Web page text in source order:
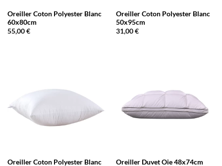
Oreiller Coton Polyester Blanc
60x80cm
55,00€
Oreiller Coton Polyester Blanc
50x95cm
31,00€
Oreiller Coton Polyester Blanc
Oreiller Duvet Oie 48x74cm